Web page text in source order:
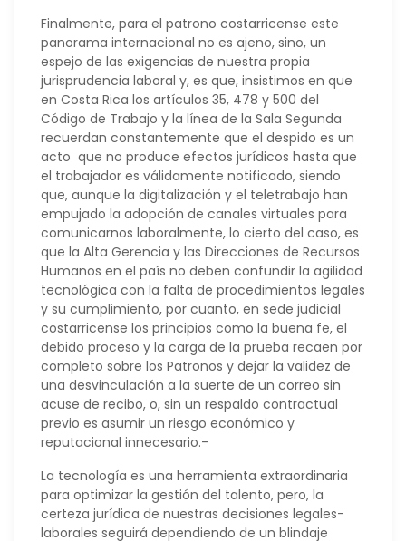
Finalmente, para el patrono costarricense este
panorama internacional no es ajeno, sino, un
espejo de las exigencias de nuestra propia
jurisprudencia laboral y, es que, insistimos en que
en Costa Rica los artículos 35, 478 y 500 del
Código de Trabajo y la línea de la Sala Segunda
recuerdan constantemente que el despido es un
acto que no produce efectos jurídicos hasta que
el trabajador es válidamente notificado, siendo
que, aunque la digitalización y el teletrabajo han
empujado la adopción de canales virtuales para
comunicarnos laboralmente, lo cierto del caso, es
que la Alta Gerencia y las Direcciones de Recursos
Humanos en el país no deben confundir la agilidad
tecnológica con la falta de procedimientos legales
y su cumplimiento, por cuanto, en sede judicial
costarricense los principios como la buena fe, el
debido proceso y la carga de la prueba recaen por
completo sobre los Patronos y dejar la validez de
una desvinculación a la suerte de un correo sin
acuse de recibo, o, sin un respaldo contractual
previo es asumir un riesgo económico y
reputacional innecesario.-
La tecnología es una herramienta extraordinaria
para optimizar la gestión del talento, pero, la
certeza jurídica de nuestras decisiones legales-
laborales seguirá dependiendo de un blindaje